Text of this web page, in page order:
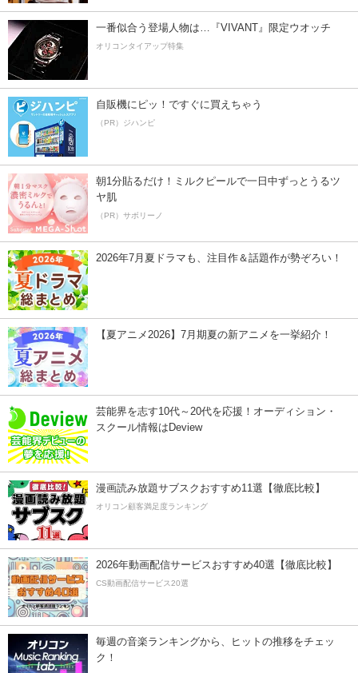
一番似合う登場人物は…『VIVANT』限定ウオッチ
オリコンタイアップ特集
自販機にピッ！ですぐに買えちゃう
（PR）ジハンピ
朝1分貼るだけ！ミルクピールで一日中ずっとうるツ
ヤ肌
（PR）サボリーノ
2026年7月夏ドラマも、注目作＆話題作が勢ぞろい！
【夏アニメ2026】7月期夏の新アニメを一挙紹介！
芸能界を志す10代～20代を応援！オーディション・
スクール情報はDeview
漫画読み放題サブスクおすすめ11選【徹底比較】
オリコン顧客満足度ランキング
2026年動画配信サービスおすすめ40選【徹底比較】
CS動画配信サービス20選
毎週の音楽ランキングから、ヒットの推移をチェッ
ク！